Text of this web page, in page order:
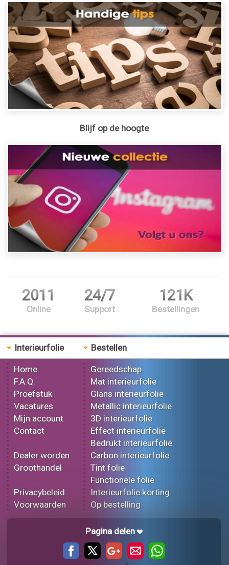
Blijf op de hoogte
2011
Online
24/7
Support
121K
Bestellingen
Interieurfolie
Home
F.A.Q.
Proefstuk
Vacatures
Mijn account
Contact
Dealer worden
Groothandel
Privacybeleid
Voorwaarden
Bestellen
Gereedschap
Mat interieurfolie
Glans interieurfolie
Metallic interieurfolie
3D interieurfolie
Effect interieurfolie
Bedrukt interieurfolie
Carbon interieurfolie
Tint folie
Functionele folie
Interieurfolie korting
Op bestelling
Pagina delen